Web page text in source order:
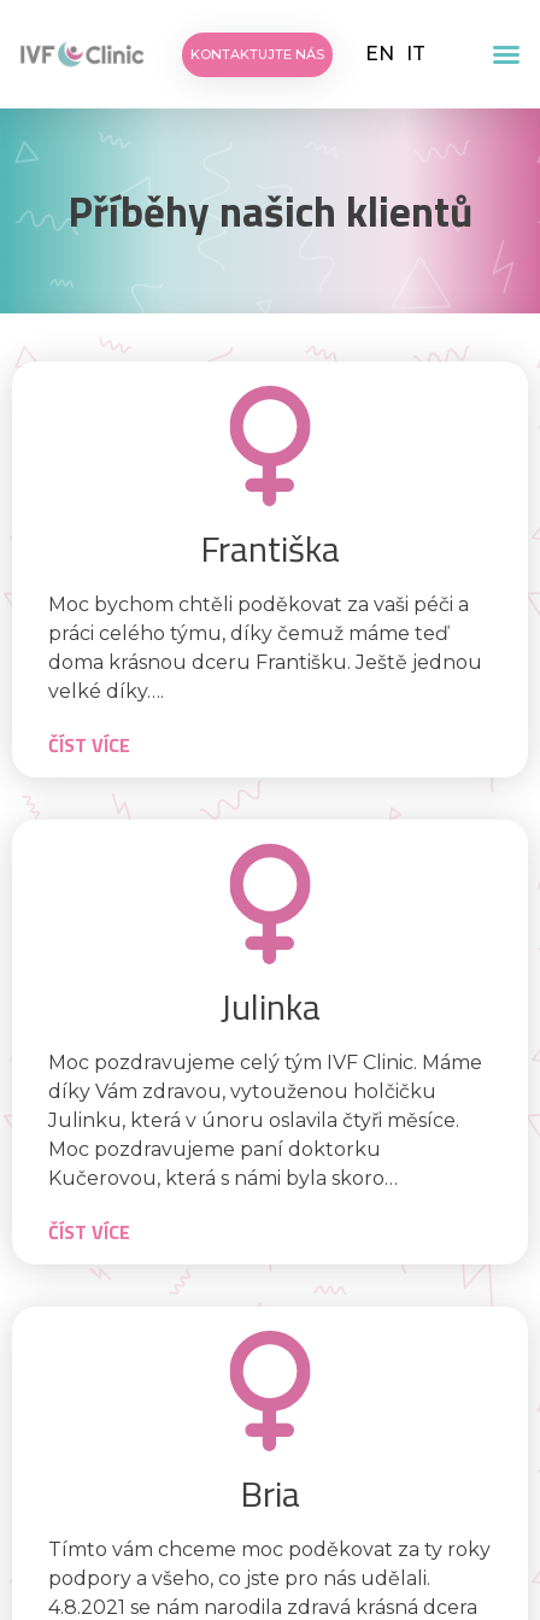
KONTAKTUJTE NÁS EN IT
Příběhy našich klientů
Františka
Moc bychom chtěli poděkovat za vaši péči a
práci celého týmu, díky čemuž máme teď
doma krásnou dceru Františku. Ještě jednou
velké díky….
ČÍST VÍCE
Julinka
Moc pozdravujeme celý tým IVF Clinic. Máme
díky Vám zdravou, vytouženou holčičku
Julinku, která v únoru oslavila čtyři měsíce.
Moc pozdravujeme paní doktorku
Kučerovou, která s námi byla skoro…
ČÍST VÍCE
Bria
Tímto vám chceme moc poděkovat za ty roky
podpory a všeho, co jste pro nás udělali.
4.8.2021 se nám narodila zdravá krásná dcera
kvůli technickým problémům
momentálně nejsme schopni odbavovat